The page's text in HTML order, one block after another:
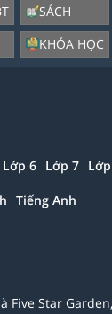
SÁCH
KHÓA HỌC
Lớp 6 Lớp 7
Tiếng Anh
Five Star